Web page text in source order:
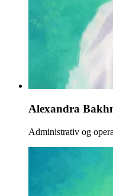
Alexandra
Administrativ og